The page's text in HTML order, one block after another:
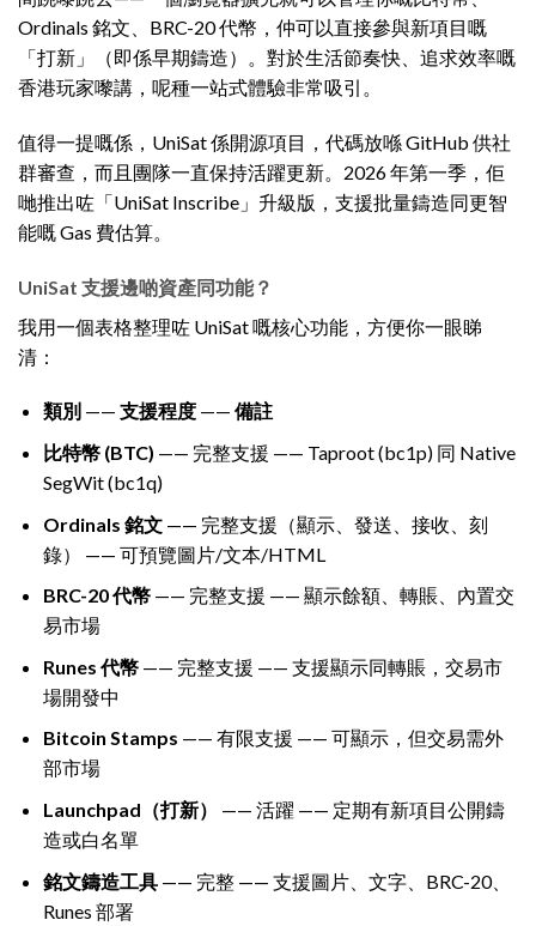
Ordinals 銘文、BRC-20 代幣，仲可以直接參與新項目嘅
「打新」（即係早期鑄造）。對於生活節奏快、追求效率嘅
香港玩家嚟講，呢種一站式體驗非常吸引。
值得一提嘅係，UniSat 係開源項目，代碼放喺 GitHub 供社
群審查，而且團隊一直保持活躍更新。2026 年第一季，佢
哋推出咗「UniSat Inscribe」升級版，支援批量鑄造同更智
能嘅 Gas 費估算。
UniSat 支援邊啲資產同功能？
我用一個表格整理咗 UniSat 嘅核心功能，方便你一眼睇
清：
類別 —— 支援程度—— 備註
比特幣 (BTC) —— 完整支援 —— Taproot (bc1p) 同 Native
SegWit (bc1q)
Ordinals 銘文—— 完整支援（顯示、發送、接收、刻
錄） —— 可預覽圖片/文本/HTML
BRC-20 代幣—— 完整支援 —— 顯示餘額、轉賬、內置交
易市場
Runes 代幣—— 完整支援 —— 支援顯示同轉賬，交易市
場開發中
Bitcoin Stamps —— 有限支援 —— 可顯示，但交易需外
部市場
Launchpad（打新）
—— 活躍 —— 定期有新項目公開鑄
造或白名單
銘文鑄造工具—— 完整 —— 支援圖片、文字、BRC-20、
Runes 部署